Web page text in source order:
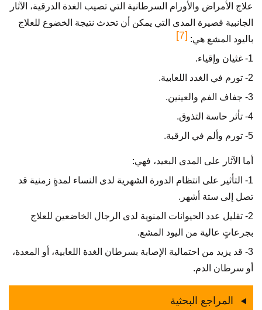
علاج الأمراض والأورام السرطانية التي تصيب الغدة الدرقية، الآثار
الجانبية قصيرة المدى التي يمكن أن تحدث نتيجة الخضوع للعلاج
باليود المشع هي: [7]
1- غثيان وإقياء.
2- تورم في الغدد اللعابية.
3- جفاف الفم والعينين.
4- تأثر حاسة التذوق.
5- تورم وألم في الرقبة.
أما الآثار على المدى البعيد، فهي:
1- التأثير على انتظام الدورة الشهرية لدى النساء لمدةٍ زمنية قد
تصل إلى ستة أشهر.
2- تقليل عدد الحيوانات المنوية لدى الرجال الخاضعين للعلاج
بجرعاتٍ عالية من اليود المشع.
3- قد يزيد من احتمالية الإصابة بسرطان الغدة اللعابية، أو المعدة،
أو سرطان الدم.
المراجع البحثية